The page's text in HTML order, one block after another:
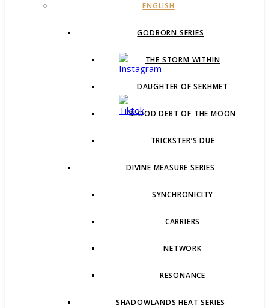
ENGLISH
GODBORN SERIES
THE STORM WITHIN
DAUGHTER OF SEKHMET
BLOOD DEBT OF THE MOON
TRICKSTER’S DUE
DIVINE MEASURE SERIES
SYNCHRONICITY
CARRIERS
NETWORK
RESONANCE
SHADOWLANDS HEAT SERIES